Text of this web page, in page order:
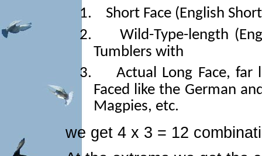
1.
Short Face (English
2.
Wild-Type-length
Tumblers with
3.
Actual Long Face,
Faced like the German
Magpies, etc.
we get 4 x 3 = 12